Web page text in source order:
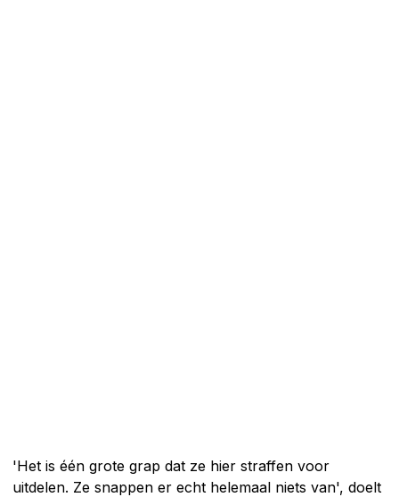
'Het is één grote grap dat ze hier straffen voor
uitdelen. Ze snappen er echt helemaal niets van', doelt